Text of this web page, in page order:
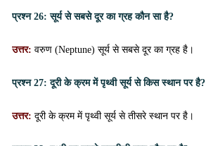
प्रश्न 26:सूर्य से सबसे दूर का ग्रह कौन सा है?
उत्तर: वरुण (Neptune) सूर्य से सबसे दूर का ग्रह है।
प्रश्न 27:दूरी के क्रम में पृथ्वी सूर्य से किस स्थान पर है?
उत्तर: दूरी के क्रम में पृथ्वी सूर्य से तीसरे स्थान पर है।